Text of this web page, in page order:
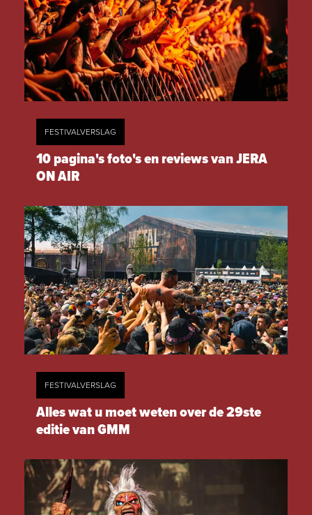
FESTIVALVERSLAG
10 pagina's foto's en reviews van JERA
ON AIR
FESTIVALVERSLAG
Alles wat u moet weten over de 29ste
editie van GMM